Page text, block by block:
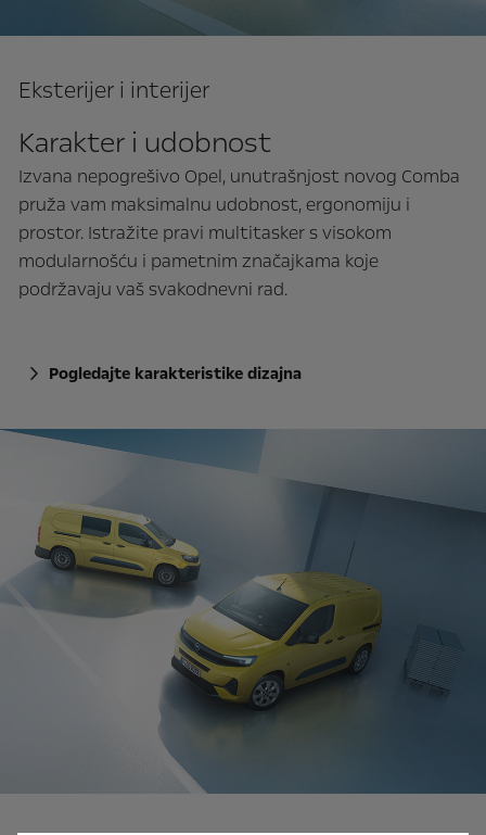
Eksterijer i interijer
Karakter i udobnost
Izvana nepogrešivo Opel, unutrašnjost novog Comba
pruža vam maksimalnu udobnost, ergonomiju i
prostor. Istražite pravi multitasker s visokom
modularnošću i pametnim značajkama koje
podržavaju vaš svakodnevni rad.
Pogledajte karakteristike dizajna